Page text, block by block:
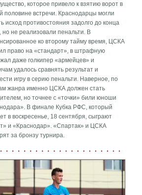
которое привело к взятию ворот в
половине встречи. Краснодарцы могли
исход противостояния задолго до конца
но не реализовали пенальти. В
ко второму тайму время, ЦСКА
право на «стандарт», в штрафную
даже голкипер «армейцев» и
удалось сравнять результат и
игру в серию пенальти. Наверное, по
жанра именно ЦСКА должен стать
но точнее с «точки» били юноши
В финале Кубка РФС, который
в воскресенье, 18 сентября, сыграют
и «Краснодар». «Спартак» и ЦСКА
за бронзу турнира.